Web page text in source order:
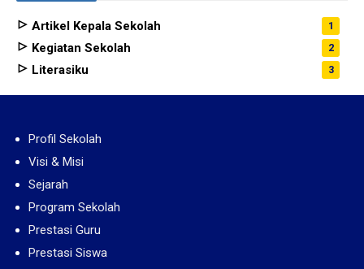
Artikel Kepala Sekolah 1
Kegiatan Sekolah 2
Literasiku 3
Profil Sekolah
Visi & Misi
Sejarah
Program Sekolah
Prestasi Guru
Prestasi Siswa